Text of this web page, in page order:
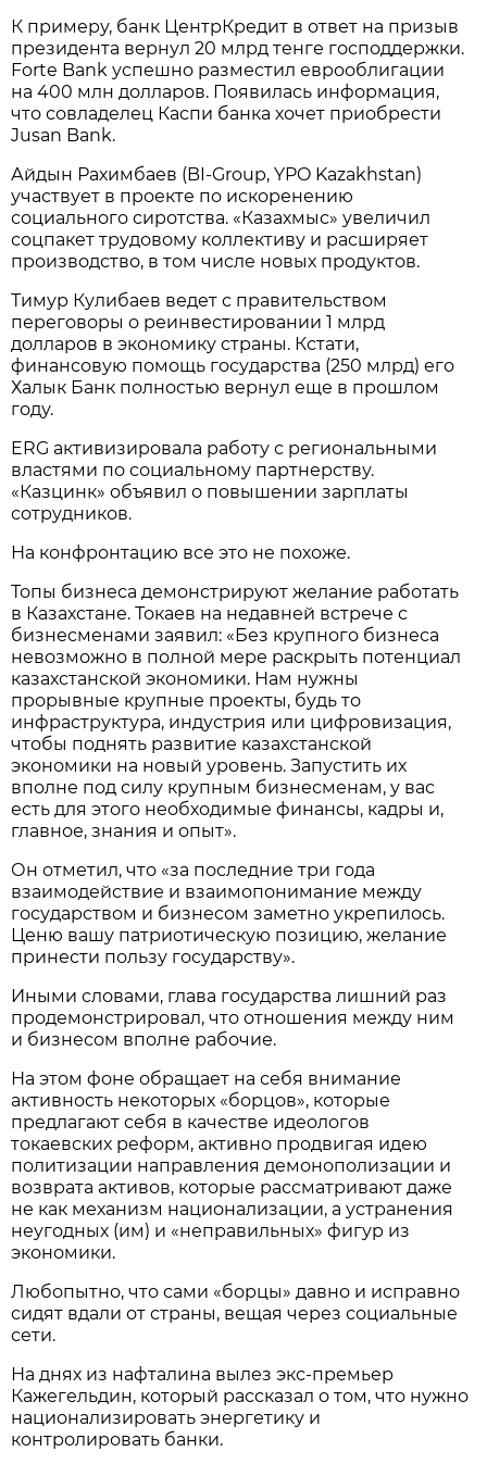
К примеру, банк ЦентрКредит в ответ на призыв
президента вернул 20 млрд тенге господдержки.
Forte Bank успешно разместил еврооблигации
на 400 млн долларов. Появилась информация,
что совладелец Каспи банка хочет приобрести
Jusan Bank.
Айдын Рахимбаев (BI-Group, YPO Kazakhstan)
участвует в проекте по искоренению
социального сиротства. «Казахмыс» увеличил
соцпакет трудовому коллективу и расширяет
производство, в том числе новых продуктов.
Тимур Кулибаев ведет с правительством
переговоры о реинвестировании 1 млрд
долларов в экономику страны. Кстати,
финансовую помощь государства (250 млрд) его
Халык Банк полностью вернул еще в прошлом
году.
ERG активизировала работу с региональными
властями по социальному партнерству.
«Казцинк» объявил о повышении зарплаты
сотрудников.
На конфронтацию все это не похоже.
Топы бизнеса демонстрируют желание работать
в Казахстане. Токаев на недавней встрече с
бизнесменами заявил: «Без крупного бизнеса
невозможно в полной мере раскрыть потенциал
казахстанской экономики. Нам нужны
прорывные крупные проекты, будь то
инфраструктура, индустрия или цифровизация,
чтобы поднять развитие казахстанской
экономики на новый уровень. Запустить их
вполне под силу крупным бизнесменам, у вас
есть для этого необходимые финансы, кадры и,
главное, знания и опыт».
Он отметил, что «за последние три года
взаимодействие и взаимопонимание между
государством и бизнесом заметно укрепилось.
Ценю вашу патриотическую позицию, желание
принести пользу государству».
Иными словами, глава государства лишний раз
продемонстрировал, что отношения между ним
и бизнесом вполне рабочие.
На этом фоне обращает на себя внимание
активность некоторых «борцов», которые
предлагают себя в качестве идеологов
токаевских реформ, активно продвигая идею
политизации направления демонополизации и
возврата активов, которые рассматривают даже
не как механизм национализации, а устранения
неугодных (им) и «неправильных» фигур из
экономики.
Любопытно, что сами «борцы» давно и исправно
сидят вдали от страны, вещая через социальные
сети.
На днях из нафталина вылез экс-премьер
Кажегельдин, который рассказал о том, что нужно
национализировать энергетику и
контролировать банки.